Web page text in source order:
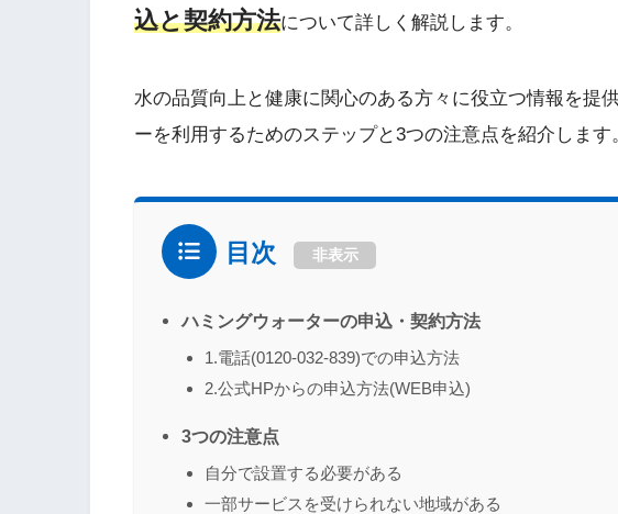
込と契約方法について詳しく解説します。
水の品質向上と健康に関心のある方々に役立つ情報を提
ーを利用するためのステップと3つの注意点を紹介します
目次 非表示
ハミングウォーターの申込・契約方法
1.電話(0120-032-839)での申込方法
2.公式HPからの申込方法(WEB申込)
3つの注意点
自分で設置する必要がある
一部サービスを受けられない地域がある